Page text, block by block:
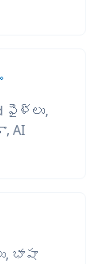
ఫైళ్లు,
AI
భాషా